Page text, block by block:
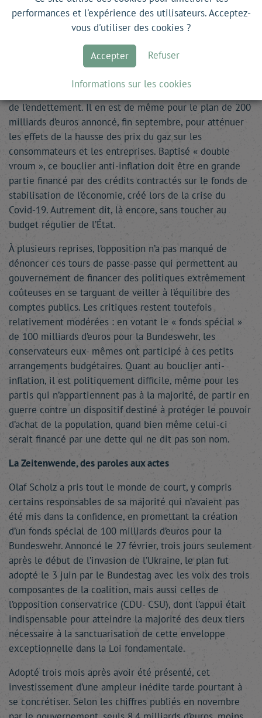
d’un emprunt contracté pour faire face aux suites de la
pandémie, a été transféré dans un « fonds pour le climat
» destiné à financer le développement des énergies
renouvelables. Est ensuite venu le « fonds spécial » de
100 milliards d’euros pour la Bundeswehr : inscrite dans
la Constitution, donc hors budget, cette enveloppe
de l’endettement. Il en est de même pour le plan de 200
milliards d’euros annoncé, fin septembre, pour atténuer
les effets de la hausse des prix du gaz sur les
consommateurs et les entreprises. Baptisé « double
vroum », ce bouclier anti-inflation doit être en grande
partie financé par des crédits contractés sur le fonds de
stabilisation de l’économie, créé lors de la crise du
Covid-19. Autrement dit, là encore, sans toucher au
budget régulier de l’État.
À plusieurs reprises, l’opposition n’a pas manqué de
dénoncer ces tours de passe-passe qui permettent au
gouvernement de financer des politiques extrêmement
coûteuses en se targuant de veiller à l’équilibre des
comptes publics. Les critiques restent toutefois
relativement modérées : en votant le « fonds spécial »
de 100 milliards d’euros pour la Bundeswehr, les
conservateurs eux- mêmes ont participé à ces petits
arrangements budgétaires. Quant au bouclier anti-
inflation, il est politiquement difficile, même pour les
partis qui n’appartiennent pas à la majorité, de partir en
guerre contre un dispositif destiné à protéger le pouvoir
d’achat de la population, quand bien même celui-ci
serait financé par une dette qui ne dit pas son nom.
La Zeitenwende, des paroles aux actes
Olaf Scholz a pris tout le monde de court, y compris
certains responsables de sa majorité qui n’avaient pas
été mis dans la confidence, en promettant la création
d’un fonds spécial de 100 milliards d’euros pour la
Bundeswehr. Annoncé le 27 février, trois jours seulement
après le début de l’invasion de l’Ukraine, le plan fut
adopté le 3 juin par le Bundestag avec les voix des trois
composantes de la coalition, mais aussi celles de
l’opposition conservatrice (CDU- CSU), dont l’appui était
indispensable pour atteindre la majorité des deux tiers
nécessaire à la sanctuarisation de cette enveloppe
exceptionnelle dans la Loi fondamentale.
Adopté trois mois après avoir été présenté, cet
investissement d’une ampleur inédite tarde pourtant à
se concrétiser. Selon les chiffres publiés en novembre
performances et l'expérience des utilisateurs. Acceptez-
vous d'utiliser des cookies ?
Accepter Refuser
Informations sur les cookies